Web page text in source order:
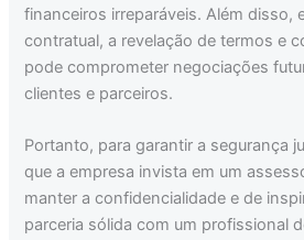
financeiros irreparáveis. Além disso,
contratual, a revelação de termos e
pode comprometer negociações
clientes e parceiros.
Portanto, para garantir a segurança
que a empresa invista em um
manter a confidencialidade e de
parceria sólida com um profissional